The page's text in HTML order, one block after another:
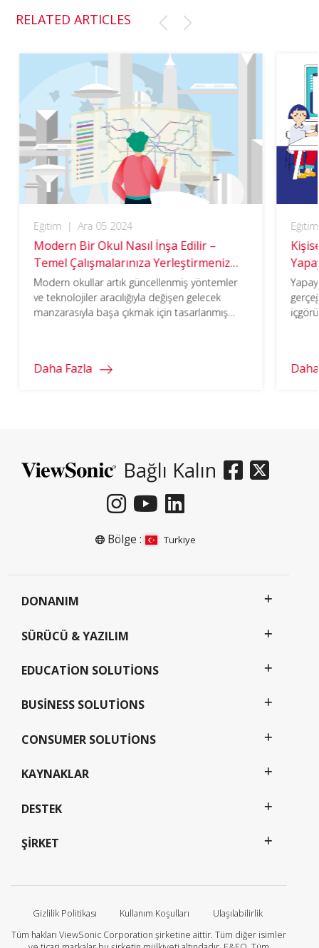
RELATED ARTICLES
Eğitim | Ara 05 2024
Modern Bir Okul Nasıl İnşa Edilir –
Temel Çalışmalarınıza Yerleştirmeniz
Gereken 6 Temel Unsur
Modern okullar artık güncellenmiş yöntemler
ve teknolojiler aracılığıyla değişen gelecek
manzarasıyla başa çıkmak için tasarlanmış
Daha Fazla
Eğitim
Bağlı Kalın
Bölge : Turkiye
DONANIM
SÜRÜCÜ & YAZILIM
EDUCATION SOLUTIONS
BUSINESS SOLUTIONS
CONSUMER SOLUTIONS
KAYNAKLAR
DESTEK
ŞIRKET
Gizlilik Politikası Kullanım Koşulları
Ulaşılabilirlik
Tüm hakları ViewSonic Corporation şirketine aittir. Tüm diğer isimler